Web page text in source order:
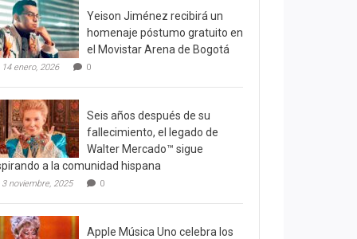
Yeison Jiménez recibirá un
homenaje póstumo gratuito en
el Movistar Arena de Bogotá
14 enero, 2026 0
Seis años después de su
fallecimiento, el legado de
Walter Mercado™ sigue
a la comunidad hispana
3 noviembre, 2025 0
Apple Música Uno celebra los